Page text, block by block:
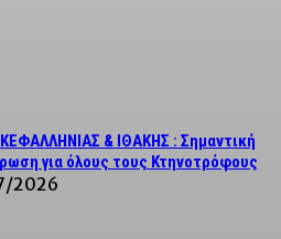
& ΙΘΑΚΗΣ : Σημαντική
για όλους τους Κτηνοτρόφους
2026